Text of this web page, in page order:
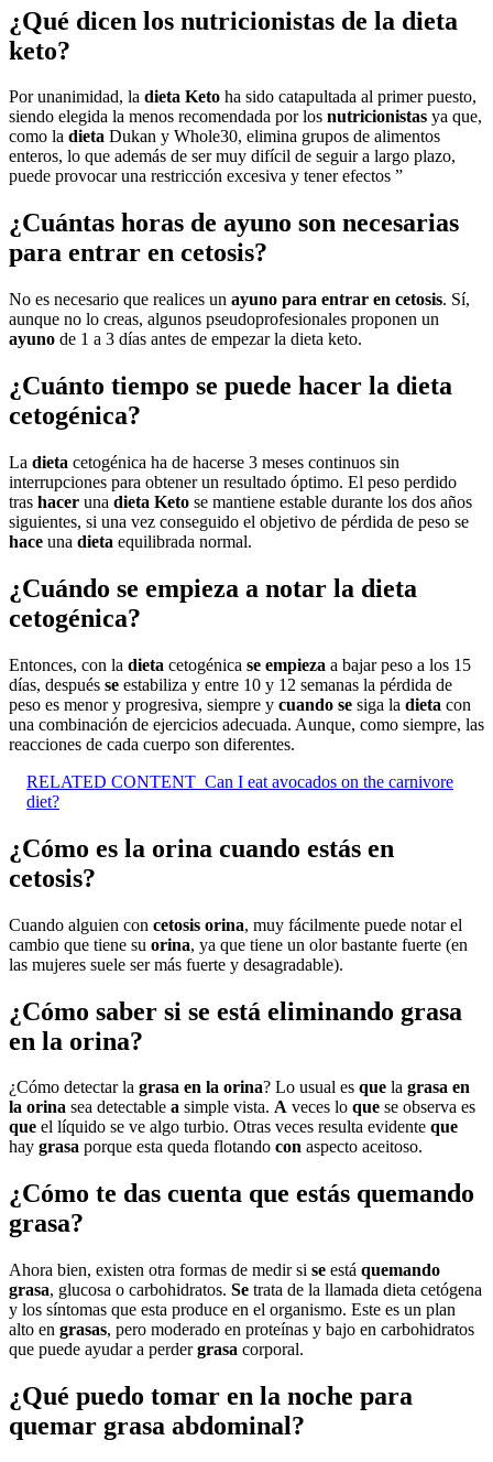
¿Qué dicen los nutricionistas de la dieta
keto?
Por unanimidad, la dieta Keto ha sido catapultada al primer puesto,
siendo elegida la menos recomendada por los nutricionistas ya que,
como la dieta Dukan y Whole30, elimina grupos de alimentos
enteros, lo que además de ser muy difícil de seguir a largo plazo,
puede provocar una restricción excesiva y tener efectos ”
¿Cuántas horas de ayuno son necesarias
para entrar en cetosis?
No es necesario que realices un ayuno para entrar en cetosis. Sí,
aunque no lo creas, algunos pseudoprofesionales proponen un
ayuno de 1 a 3 días antes de empezar la dieta keto.
¿Cuánto tiempo se puede hacer la dieta
cetogénica?
La dieta cetogénica ha de hacerse 3 meses continuos sin
interrupciones para obtener un resultado óptimo. El peso perdido
tras hacer una dieta Keto se mantiene estable durante los dos años
siguientes, si una vez conseguido el objetivo de pérdida de peso se
hace una dieta equilibrada normal.
¿Cuándo se empieza a notar la dieta
cetogénica?
Entonces, con la dieta cetogénica se empieza a bajar peso a los 15
días, después se estabiliza y entre 10 y 12 semanas la pérdida de
peso es menor y progresiva, siempre y cuando se siga la dieta con
una combinación de ejercicios adecuada. Aunque, como siempre, las
reacciones de cada cuerpo son diferentes.
RELATED CONTENT Can I eat avocados on the carnivore
diet?
¿Cómo es la orina cuando estás en
cetosis?
Cuando alguien con cetosis orina, muy fácilmente puede notar el
cambio que tiene su orina, ya que tiene un olor bastante fuerte (en
las mujeres suele ser más fuerte y desagradable).
¿Cómo saber si se está eliminando grasa
en la orina?
¿Cómo detectar la grasa en la orina? Lo usual es que la grasa en
la orina sea detectable a simple vista. A veces lo que se observa es
que el líquido se ve algo turbio. Otras veces resulta evidente que
hay grasa porque esta queda flotando con aspecto aceitoso.
¿Cómo te das cuenta que estás quemando
grasa?
Ahora bien, existen otra formas de medir si se está quemando
grasa, glucosa o carbohidratos. Se trata de la llamada dieta cetógena
y los síntomas que esta produce en el organismo. Este es un plan
alto en grasas, pero moderado en proteínas y bajo en carbohidratos
que puede ayudar a perdergrasa corporal.
¿Qué puedo tomar en la noche para
quemar grasa abdominal?